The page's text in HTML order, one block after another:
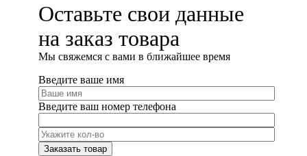
Оставьте свои данные
на заказ товара
Мы cвяжемся с вами в ближайшее время
Введите ваше имя
Введите ваш номер телефона